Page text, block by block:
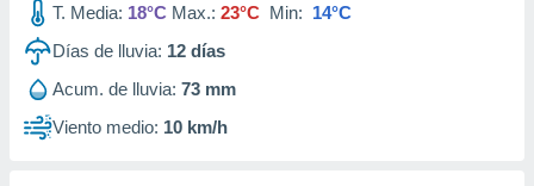
T. Media: 18°C Max.: 23°C Min: 14°C
Días de lluvia: 12 días
Acum. de lluvia: 73 mm
Viento medio: 10 km/h